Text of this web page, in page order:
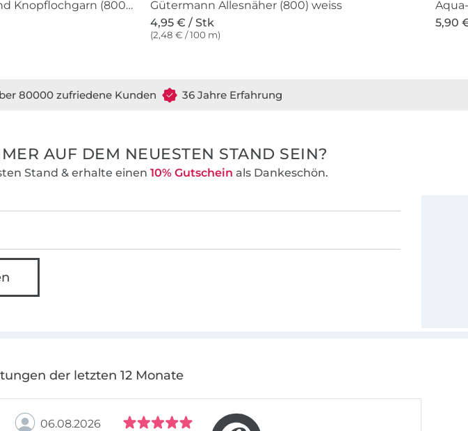
Gütermann Zierstich- und Knopflochgarn (800) weiss
Gütermann Allesnäher (800) weiss
4,95 € / Stk
(2,48 € / 100 m)
5,90
80000 zufriedene Kunden 36 Jahre Erfahrung
AUF DEM NEUESTEN STAND SEIN?
Stand & erhalte einen 10% Gutschein als Dankeschön.
der letzten 12 Monate
06.08.2026